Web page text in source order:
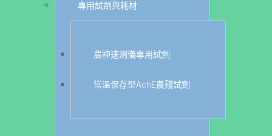
專用試劑與耗材
農神速測儀專用試劑
常溫保存型AchE農殘試劑